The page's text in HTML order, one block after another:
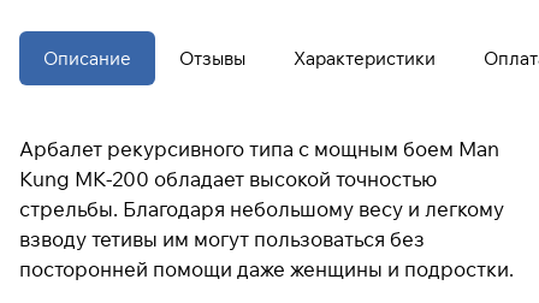
Описание Отзывы Характеристики
Арбалет рекурсивного типа с мощным боем Man
Kung MK-200 обладает высокой точностью
стрельбы. Благодаря небольшому весу и легкому
взводу тетивы им могут пользоваться без
посторонней помощи даже женщины и подростки.
по
применяются.
об оплате Плайтом